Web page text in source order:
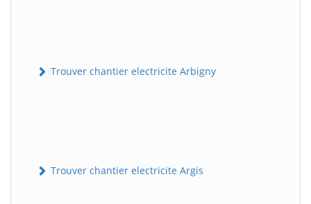
Trouver chantier electricite Arbigny
Trouver chantier electricite Argis